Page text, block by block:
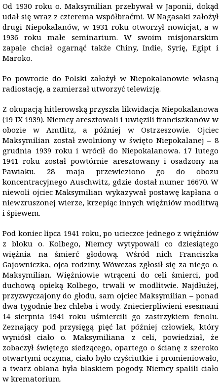
Od 1930 roku o. Maksymilian przebywał w Japonii, dokąd
udał się wraz z czterema współbraćmi. W Nagasaki założył
drugi Niepokalanów, w 1931 roku otworzył nowicjat, a w
1936 roku małe seminarium. W swoim misjonarskim
zapale chciał ogarnąć także Chiny, Indie, Syrię, Egipt i
Maroko.
Po powrocie do Polski założył w Niepokalanowie własną
radiostację, a zamierzał utworzyć telewizję.
Z okupacją hitlerowską przyszła likwidacja Niepokalanowa
(19 IX 1939). Niemcy aresztowali i uwięzili franciszkanów w
obozie w Amtlitz, a później w Ostrzeszowie. Ojciec
Maksymilian został zwolniony w święto Niepokalanej – 8
grudnia 1939 roku i wrócił do Niepokalanowa. 17 lutego
1941 roku został powtórnie aresztowany i osadzony na
Pawiaku. 28 maja przewieziono go do obozu
koncentracyjnego Auschwitz, gdzie dostał numer 16670. W
niewoli ojciec Maksymilian wykazywał postawę kapłana o
niewzruszonej wierze, krzepiąc innych więźniów modlitwą
i śpiewem.
Pod koniec lipca 1941 roku, po ucieczce jednego z więźniów
z bloku o. Kolbego, Niemcy wytypowali co dziesiątego
więźnia na śmierć głodową. Wśród nich Franciszka
Gajowniczka, ojca rodziny. Wówczas zgłosił się za niego o.
Maksymilian. Więźniowie wtrąceni do celi śmierci, pod
duchową opieką Kolbego, trwali w modlitwie. Najdłużej,
przyzwyczajony do głodu, sam ojciec Maksymilian – ponad
dwa tygodnie bez chleba i wody. Zniecierpliwieni esesmani
14 sierpnia 1941 roku uśmiercili go zastrzykiem fenolu.
Zeznający pod przysięgą pięć lat później człowiek, który
wyniósł ciało o. Maksymiliana z celi, powiedział, że
zobaczył świętego siedzącego, opartego o ścianę z szeroko
otwartymi oczyma, ciało było czyściutkie i promieniowało,
a twarz oblana była blaskiem pogody. Niemcy spalili ciało
w krematorium.